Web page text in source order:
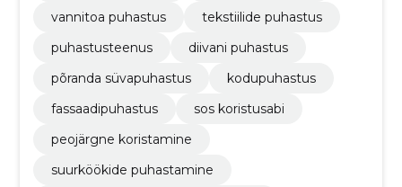
vannitoa puhastus
tekstiilide puhastus
puhastusteenus
diivani puhastus
põranda süvapuhastus
kodupuhastus
fassaadipuhastus
sos koristusabi
peojärgne koristamine
suurköökide puhastamine